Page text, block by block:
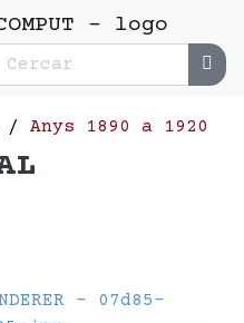
/ Anys 1890 a 1920